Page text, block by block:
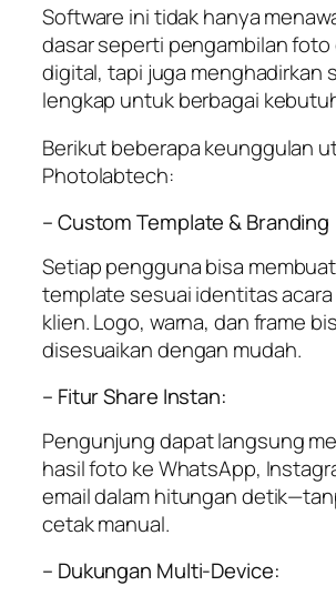
Software ini tidak hanya
dasar seperti pengambilan
digital, tapi juga menghadirkan
lengkap untuk berbagai
Berikut beberapa keunggulan
Photolabtech:
– Custom Template & Branding
Setiap pengguna bisa
template sesuai identitas
klien. Logo, warna, dan frame
disesuaikan dengan mudah.
– Fitur Share Instan:
Pengunjung dapat langsung
hasil foto ke WhatsApp,
email dalam hitungan
cetak manual.
– Dukungan Multi-Device: